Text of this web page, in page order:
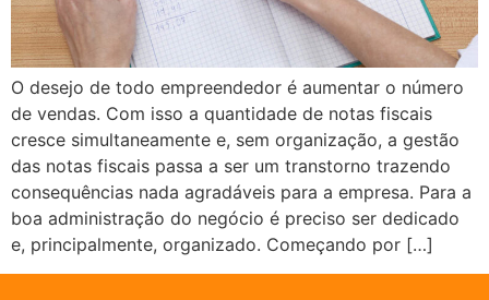
O desejo de todo empreendedor é aumentar o número
de vendas. Com isso a quantidade de notas fiscais
cresce simultaneamente e, sem organização, a gestão
das notas fiscais passa a ser um transtorno trazendo
consequências nada agradáveis para a empresa. Para a
boa administração do negócio é preciso ser dedicado
e, principalmente, organizado. Começando por […]